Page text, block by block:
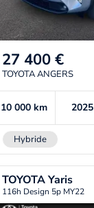
27 400 €
TOYOTA ANGERS
10 000km 2025
Hybride
TOYOTAYaris
116h Design 5p MY22